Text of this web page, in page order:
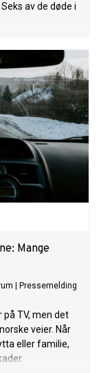
av de døde i
Mange
Pressemelding
på TV, men det
veier. Når
eller familie,